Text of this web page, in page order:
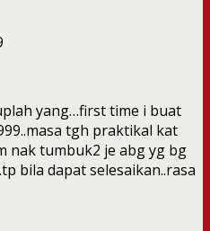
yang…first time i buat
tgh praktikal kat
nak tumbuk2 je abg yg bg
bila dapat selesaikan..rasa